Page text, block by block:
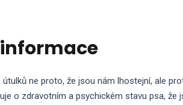
ne proto, že jsou nám lhostejní, ale
o zdravotním a psychickém stavu psa, že